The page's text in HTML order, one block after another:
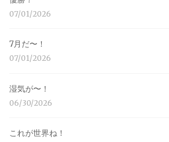
07/01/2026
7月だ〜！
07/01/2026
湿気が〜！
06/30/2026
これが世界ね！